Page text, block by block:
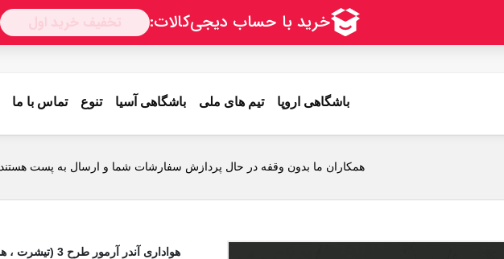
باشگاهی اروپا تیم های ملی باشگاهی آسیا تنوع تماس با ما
همکاران ما بدون وقفه در حال پردازش سفارشات شما و ارسال به پست هستند.
هواداری آندر آرمور طرح 3 (تیشرت ، هودی ، دورس ، رنگبندی)